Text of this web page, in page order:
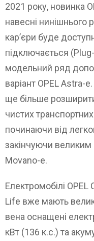
2021 року, новинка
навесні нинішнього
кар’єри буде
підключається
модельний ряд
варіант OPEL Astra-
ще більше
чистих
починаючи від
закінчуючи
Movano-e.
Електромобілі
Life вже мають
вена оснащені
кВт (136 к.с.) та